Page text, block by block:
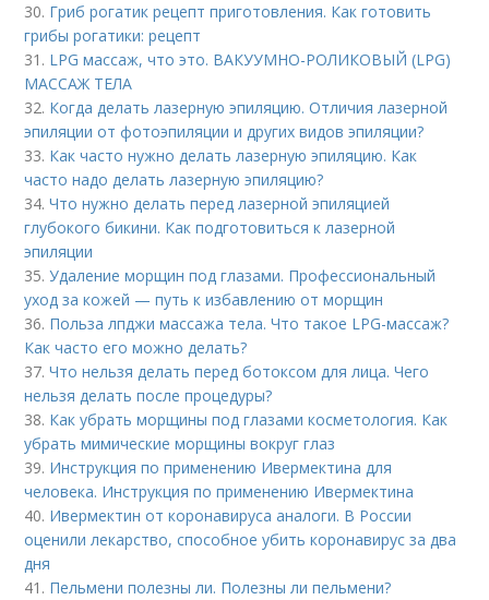
30. Гриб рогатик рецепт приготовления. Как готовить
грибы рогатики: рецепт
31. LPG массаж, что это. ВАКУУМНО-РОЛИКОВЫЙ (LPG)
МАССАЖ ТЕЛА
32. Когда делать лазерную эпиляцию. Отличия лазерной
эпиляции от фотоэпиляции и других видов эпиляции?
33. Как часто нужно делать лазерную эпиляцию. Как
часто надо делать лазерную эпиляцию?
34.Что нужно делать перед лазерной эпиляцией
глубокого бикини. Как подготовиться к лазерной
эпиляции
35.Удаление морщин под глазами. Профессиональный
уход за кожей — путь к избавлению от морщин
36. Польза лпджи массажа тела. Что такое LPG-массаж?
Как часто его можно делать?
37.Что нельзя делать перед ботоксом для лица. Чего
нельзя делать после процедуры?
38. Как убрать морщины под глазами косметология. Как
убрать мимические морщины вокруг глаз
39. Инструкция по применению Ивермектина для
человека. Инструкция по применению Ивермектина
40. Ивермектин от коронавируса аналоги. В России
оценили лекарство, способное убить коронавирус за два
дня
41. Пельмени полезны ли. Полезны ли пельмени?